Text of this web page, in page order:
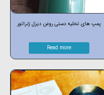
پمپ های تخلیه دستی روغن دیزل ژنراتور
Read more